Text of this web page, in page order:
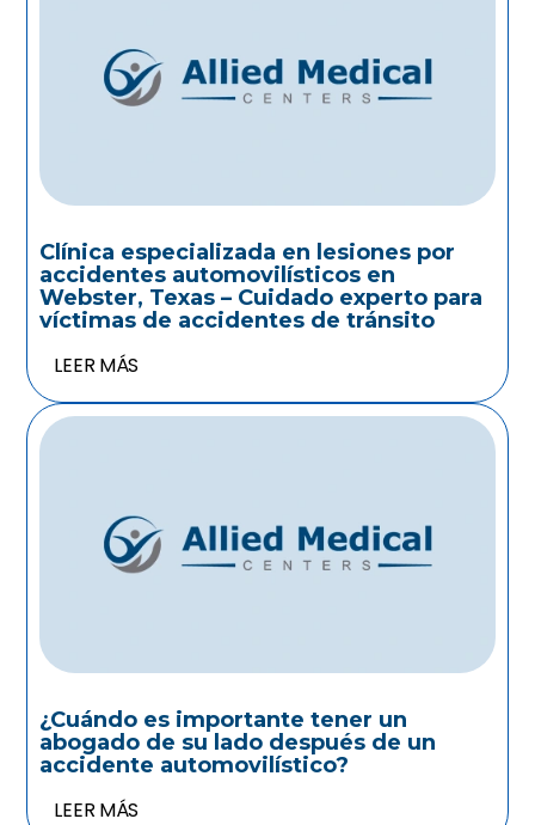
Clínica especializada en lesiones por
accidentes automovilísticos en
Webster, Texas – Cuidado experto para
víctimas de accidentes de tránsito
LEER MÁS
¿Cuándo es importante tener un
abogado de su lado después de un
accidente automovilístico?
LEER MÁS